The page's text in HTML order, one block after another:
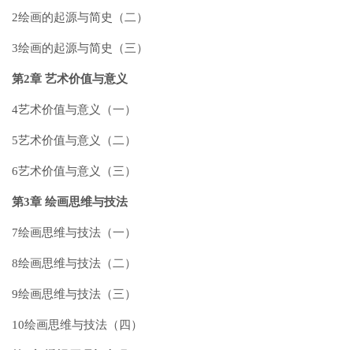
2绘画的起源与简史（二）
3绘画的起源与简史（三）
第2章 艺术价值与意义
4艺术价值与意义（一）
5艺术价值与意义（二）
6艺术价值与意义（三）
第3章 绘画思维与技法
7绘画思维与技法（一）
8绘画思维与技法（二）
9绘画思维与技法（三）
10绘画思维与技法（四）